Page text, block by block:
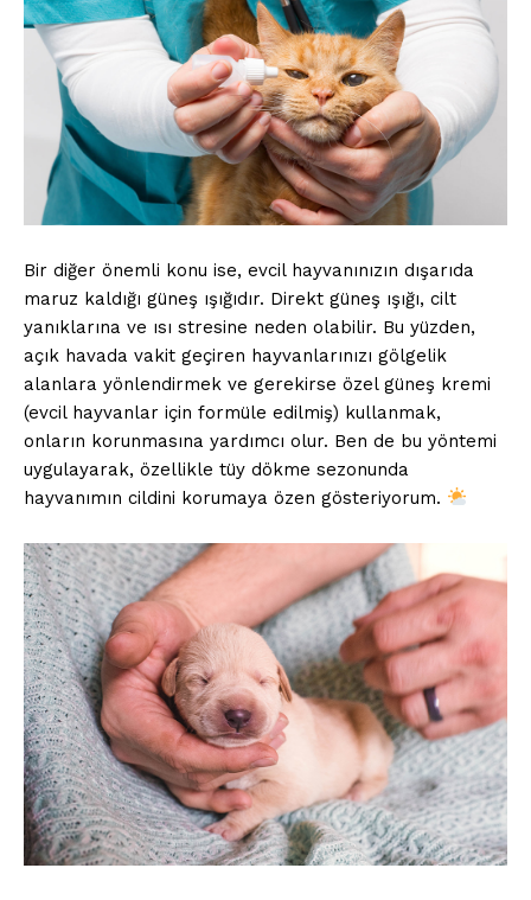
Bir diğer önemli konu ise, evcil hayvanınızın dışarıda
maruz kaldığı güneş ışığıdır. Direkt güneş ışığı, cilt
yanıklarına ve ısı stresine neden olabilir. Bu yüzden,
açık havada vakit geçiren hayvanlarınızı gölgelik
alanlara yönlendirmek ve gerekirse özel güneş kremi
(evcil hayvanlar için formüle edilmiş) kullanmak,
onların korunmasına yardımcı olur. Ben de bu yöntemi
uygulayarak, özellikle tüy dökme sezonunda
hayvanımın cildini korumaya özen gösteriyorum.